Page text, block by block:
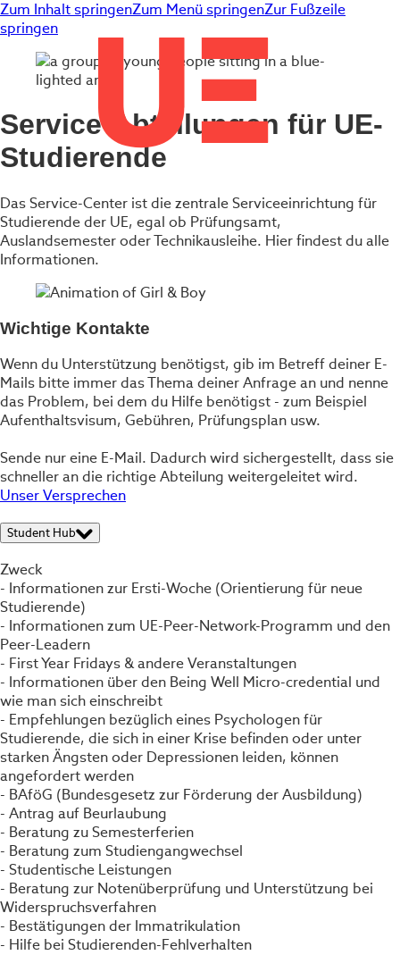
Zum Inhalt springenZum Menü springenZur Fußzeile
springen
Service-Abteilungen für UE-
Studierende
Das Service-Center ist die zentrale Serviceeinrichtung für
Studierende der UE, egal ob Prüfungsamt,
Auslandsemester oder Technikausleihe. Hier findest du alle
Informationen.
Wichtige Kontakte
Wenn du Unterstützung benötigst, gib im Betreff deiner E-
Mails bitte immer das Thema deiner Anfrage an und nenne
das Problem, bei dem du Hilfe benötigst - zum Beispiel
Aufenthaltsvisum, Gebühren, Prüfungsplan usw.
Sende nur eine E-Mail. Dadurch wird sichergestellt, dass sie
schneller an die richtige Abteilung weitergeleitet wird.
Unser Versprechen
Student Hub
Zweck
- Informationen zur Ersti-Woche (Orientierung für neue
Studierende)
- Informationen zum UE-Peer-Network-Programm und den
Peer-Leadern
- First Year Fridays & andere Veranstaltungen
- Informationen über den Being Well Micro-credential und
wie man sich einschreibt
- Empfehlungen bezüglich eines Psychologen für
Studierende, die sich in einer Krise befinden oder unter
starken Ängsten oder Depressionen leiden, können
angefordert werden
- BAföG (Bundesgesetz zur Förderung der Ausbildung)
- Antrag auf Beurlaubung
- Beratung zu Semesterferien
- Beratung zum Studiengangwechsel
- Studentische Leistungen
- Beratung zur Notenüberprüfung und Unterstützung bei
Widerspruchsverfahren
- Bestätigungen der Immatrikulation
- Hilfe bei Studierenden-Fehlverhalten